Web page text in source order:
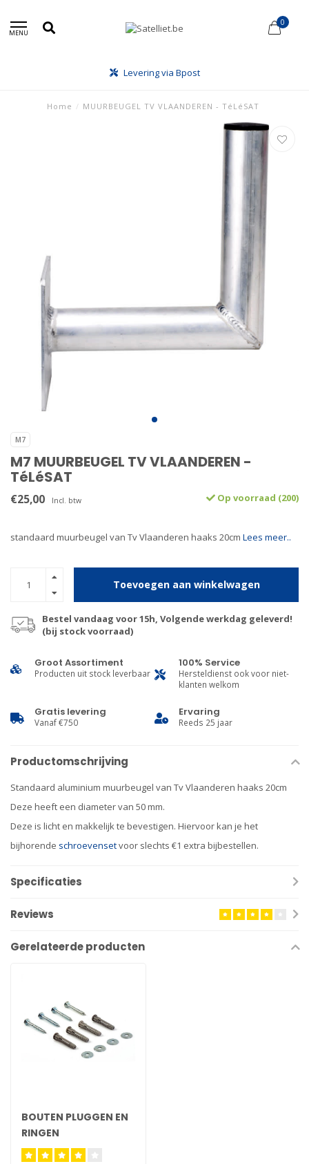
MENU
0
Levering via Bpost
Home / MUURBEUGEL TV VLAANDEREN - TéLéSAT
M7
M7 MUURBEUGEL TV VLAANDEREN -
TéLéSAT
€25,00 Incl. btw Op voorraad (200)
standaard muurbeugel van Tv Vlaanderen haaks 20cm Lees meer..
Toevoegen aan winkelwagen
Bestel vandaag voor 15h, Volgende werkdag geleverd!
(bij stock voorraad)
Groot Assortiment
Producten uit stock leverbaar
100% Service
Hersteldienst ook voor niet-
klanten welkom
Gratis levering
Vanaf €750
Ervaring
Reeds 25 jaar
Productomschrijving
Standaard aluminium muurbeugel van Tv Vlaanderen haaks 20cm
Deze heeft een diameter van 50 mm.
Deze is licht en makkelijk te bevestigen. Hiervoor kan je het
bijhorende schroevensetvoor slechts €1 extra bijbestellen.
Specificaties
Reviews
Gerelateerde producten
BOUTEN PLUGGEN EN
RINGEN